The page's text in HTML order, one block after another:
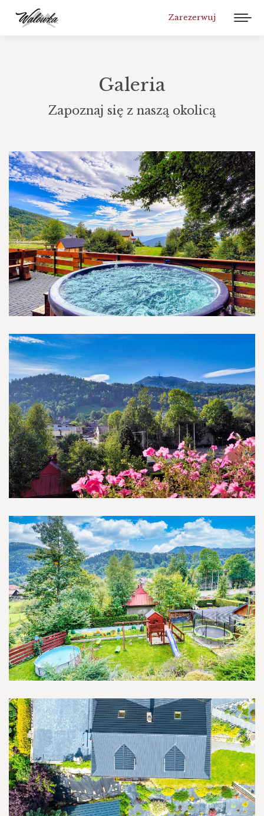
Zarezerwuj
Galeria
Zapoznaj się z naszą okolicą